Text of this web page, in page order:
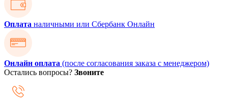
Оплата наличными или Сбербанк Онлайн
Онлайн оплата (после согласования заказа с менеджером)
Остались вопросы? Звоните